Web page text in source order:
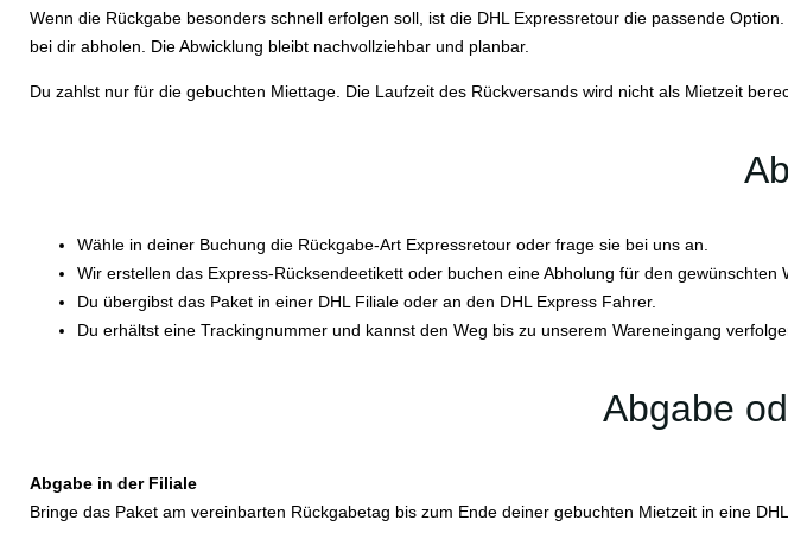
Wenn die Rückgabe besonders schnell erfolgen soll, ist die DHL Expressretour die passende
bei dir abholen. Die Abwicklung bleibt nachvollziehbar und planbar.
Du zahlst nur für die gebuchten Miettage. Die Laufzeit des Rückversands wird nicht als Mietzeit
Wähle in deiner Buchung die Rückgabe-Art Expressretour oder frage sie bei uns an.
Wir erstellen das Express-Rücksendeetikett oder buchen eine Abholung für den gewünschten
Du übergibst das Paket in einer DHL Filiale oder an den DHL Express Fahrer.
Du erhältst eine Trackingnummer und kannst den Weg bis zu unserem Wareneingang
Abgabe
Abgabe in der Filiale
Bringe das Paket am vereinbarten Rückgabetag bis zum Ende deiner gebuchten Mietzeit in eine